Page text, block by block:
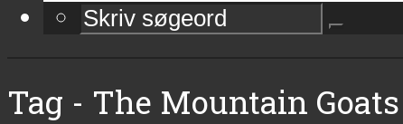
Tag - The Mountain Goats